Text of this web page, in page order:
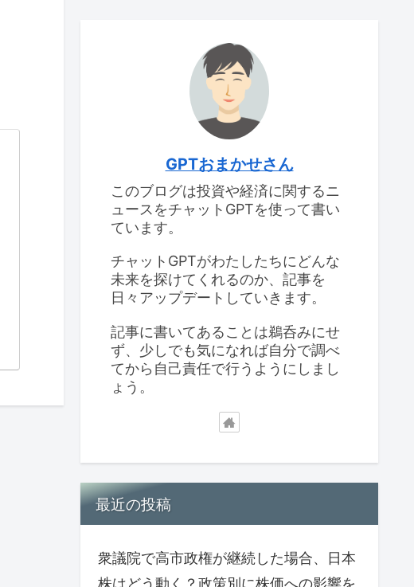
GPTおまかせさん
このブログは投資や経済に関するニ
ュースをチャットGPTを使って書い
ています。
チャットGPTがわたしたちにどんな
未来を探けてくれるのか、記事を
日々アップデートしていきます。
記事に書いてあることは鵜呑みにせ
ず、少しでも気になれば自分で調べ
てから自己責任で行うようにしまし
ょう。
最近の投稿
衆議院で高市政権が継続した場合、日本
株はどう動く？政策別に株価への影響を